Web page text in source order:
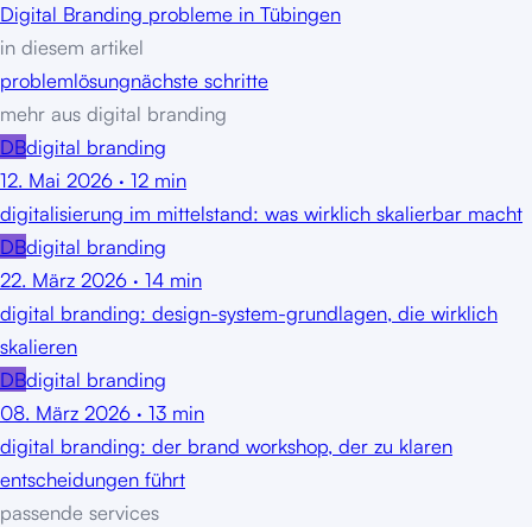
Digital Branding probleme in Tübingen
in diesem artikel
problemlösungnächste schritte
mehr aus digital branding
DBdigital branding
12. Mai 2026 · 12 min
digitalisierung im mittelstand: was wirklich skalierbar macht
DBdigital branding
22. März 2026 · 14 min
digital branding: design-system-grundlagen, die wirklich
skalieren
DBdigital branding
08. März 2026 · 13 min
digital branding: der brand workshop, der zu klaren
entscheidungen führt
passende services